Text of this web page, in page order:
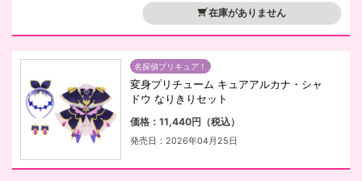
在庫がありません
名探偵プリキュア！
変身プリチューム キュアアルカナ・シャ
ドウ なりきりセット
価格：11,440円（税込）
発売日：2026年04月25日